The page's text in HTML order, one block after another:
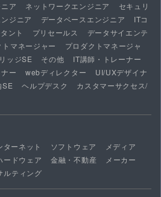
ア ネットワークエンジニア
セキュリ
ジニア データベースエンジニア
ITコ
ント プリセールス
データサイエンテ
トマネージャー
プロダクトマネージャ
ッジSE その他
IT講師・トレーナー
ー webディレクター
UI/UXデザイナ
SE ヘルプデスク
カスタマーサクセス/
ターネット ソフトウェア
メディア
ードウェア 金融・不動産
メーカー
ルティング